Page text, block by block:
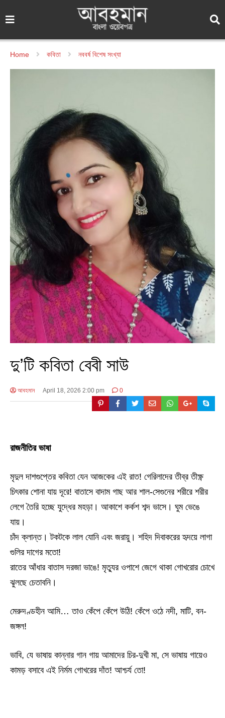
Home কবিতা নববর্ষ বিশেষ সংখ্যা
দু’টি কবিতা বেবী সাউ
আবহমান April 18, 2026 2:00 pm 0
রাজনীতির ভাষা
মৃদুল দাশগুপ্তের কবিতা যেন আজকের এই রাত! গেরিলাদের তীব্র তীক্ষ্ণ
চিৎকার শোনা যায় দূরে! বাতাসে বাদাম গাছ আর শাল-সেগুনের শরীরে শরীর
লেগে তৈরি হচ্ছে যুদ্ধের মহড়া। আকাশে কর্কশ শব্দ ভাসে। ঘুম ভেঙে
যায়।
চাঁদ ক্লান্ত। টকটকে লাল যোনি এবং জরায়ু। শহিদ দিবাকরের হৃদয়ে লাগা
গুলির দাগের মতো!
রাতের আঁধার বাতাস দরজা ভাঙে! মৃত্যুর ওপাশে জেগে থাকা গোখরোর চোখে
ঝুলছে চেতাবনি।
মেরুদণ্ডহীন আমি… তাও কেঁপে কেঁপে উঠি! কেঁপে ওঠে নদী, মাটি, বন-
জঙ্গল!
ভাবি, যে ভাষায় কান্নার গান গায় আমাদের চির-দুখী মা, সে ভাষায় গায়েও
কামড় বসাবে এই নির্মম গোখরের দাঁত! আশ্চর্য তো!